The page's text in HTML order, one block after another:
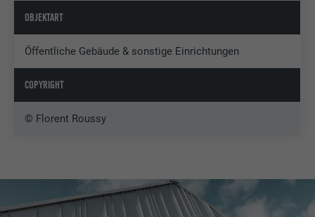
OBJEKTART
Öffentliche Gebäude & sonstige Einrichtungen
COPYRIGHT
© Florent Roussy